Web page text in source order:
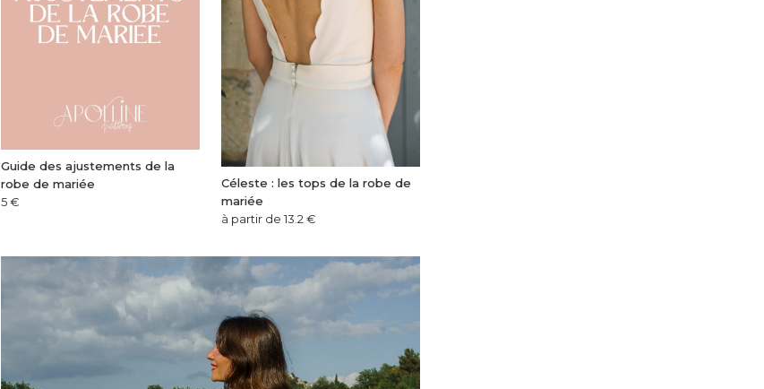
Guide des ajustements de la
robe de mariée
5€
Céleste : les tops de la robe de
mariée
à partir de 13.2 €